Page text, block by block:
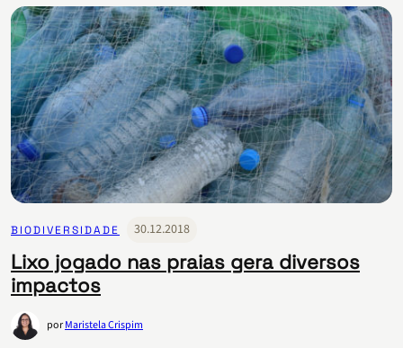
BIODIVERSIDADE 30.12.2018
Lixo jogado nas praias gera diversos
impactos
porMaristela Crispim